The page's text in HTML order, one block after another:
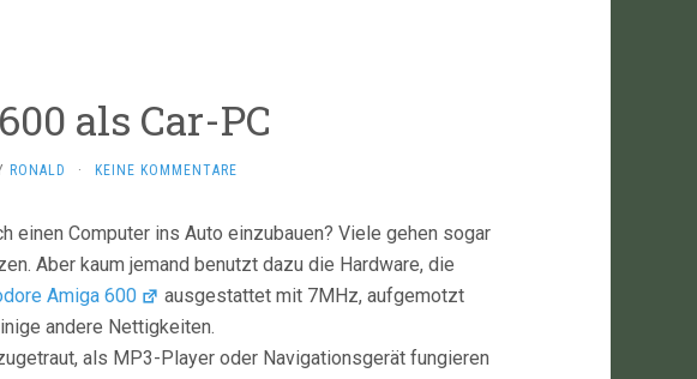
als Car-PC
RONALD · KEINE KOMMENTARE
einen Computer ins Auto einzubauen? Viele gehen sogar
Aber kaum jemand benutzt dazu die Hardware, die
Amiga 600
ausgestattet mit 7MHz, aufgemotzt
andere Nettigkeiten.
als MP3-Player oder Navigationsgerät fungieren